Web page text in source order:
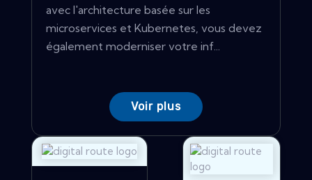
avec l'architecture basée sur les
microservices et Kubernetes, vous devez
également moderniser votre inf...
Voir plus